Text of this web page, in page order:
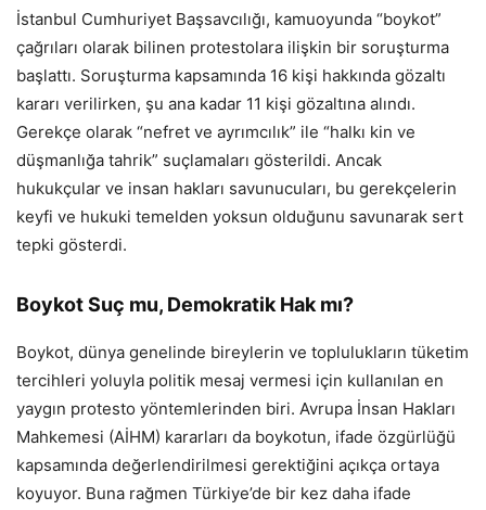
İstanbul Cumhuriyet Başsavcılığı, kamuoyunda “boykot”
çağrıları olarak bilinen protestolara ilişkin bir soruşturma
başlattı. Soruşturma kapsamında 16 kişi hakkında gözaltı
kararı verilirken, şu ana kadar 11 kişi gözaltına alındı.
Gerekçe olarak “nefret ve ayrımcılık” ile “halkı kin ve
düşmanlığa tahrik” suçlamaları gösterildi. Ancak
hukukçular ve insan hakları savunucuları, bu gerekçelerin
keyfi ve hukuki temelden yoksun olduğunu savunarak sert
tepki gösterdi.
Boykot Suç mu, Demokratik Hak mı?
Boykot, dünya genelinde bireylerin ve toplulukların tüketim
tercihleri yoluyla politik mesaj vermesi için kullanılan en
yaygın protesto yöntemlerinden biri. Avrupa İnsan Hakları
Mahkemesi (AİHM) kararları da boykotun, ifade özgürlüğü
kapsamında değerlendirilmesi gerektiğini açıkça ortaya
koyuyor. Buna rağmen Türkiye’de bir kez daha ifade